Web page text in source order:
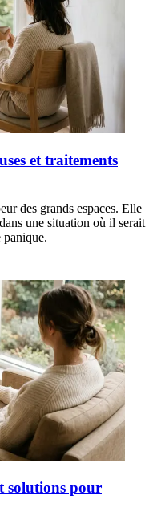
et traitements
des grands espaces. Elle
une situation où il serait
panique.
solutions pour